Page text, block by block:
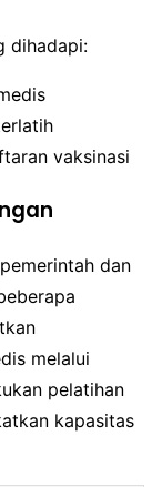
dihadapi:
vaksinasi
dan
melalui
pelatihan
kapasitas